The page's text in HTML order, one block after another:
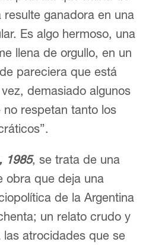
resulte ganadora en una
Es algo hermoso, una
llena de orgullo, en un
pareciera que está
demasiado algunos
respetan tanto los
1985, se trata de una
obra que deja una
de la Argentina
un relato crudo y
las atrocidades que se